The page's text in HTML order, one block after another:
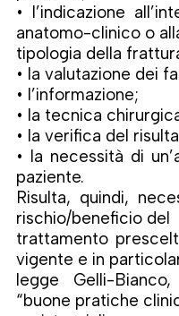
• l’indicazione
anatomo-clinico o
tipologia della
• la valutazione dei
• l’informazione;
• la tecnica
• la verifica del
• la necessità di
paziente.
Risulta, quindi,
rischio/beneficio del
trattamento
vigente e in
legge Gelli-
“buone pratiche